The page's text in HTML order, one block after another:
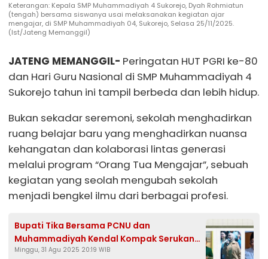
Keterangan: Kepala SMP Muhammadiyah 4 Sukorejo, Dyah Rohmiatun
(tengah) bersama siswanya usai melaksanakan kegiatan ajar
mengajar, di SMP Muhammadiyah 04, Sukorejo, Selasa 25/11/2025.
(Ist/Jateng Memanggil)
JATENG MEMANGGIL- Peringatan HUT PGRI ke-80
dan Hari Guru Nasional di SMP Muhammadiyah 4
Sukorejo tahun ini tampil berbeda dan lebih hidup.
Bukan sekadar seremoni, sekolah menghadirkan
ruang belajar baru yang menghadirkan nuansa
kehangatan dan kolaborasi lintas generasi
melalui program “Orang Tua Mengajar”, sebuah
kegiatan yang seolah mengubah sekolah
menjadi bengkel ilmu dari berbagai profesi.
Bupati Tika Bersama PCNU dan
Muhammadiyah Kendal Kompak Serukan
Damai, Ajak Masyarakat Tak Terprovokasi
Minggu, 31 Agu 2025 20:19 WIB